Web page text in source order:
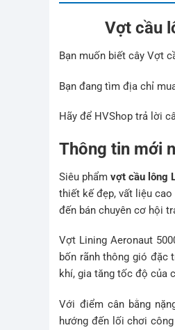
Vợt cầu
Bạn muốn biết cây Vợt
Bạn đang tìm địa chỉ
Hãy để HVShop trả lời
Thông tin mới
Siêu phẩmvợt cầu lông
thiết kế đẹp, vất liệu
đến bán chuyên cơ hội
Vợt Lining Aeronaut
bốn rãnh thông gió đặc
khí, gia tăng tốc độ của
Với điểm cân bằng
hướng đến lối chơi